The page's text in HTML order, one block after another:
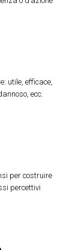
utile, efficace,
ecc.
per costruire
percettivi